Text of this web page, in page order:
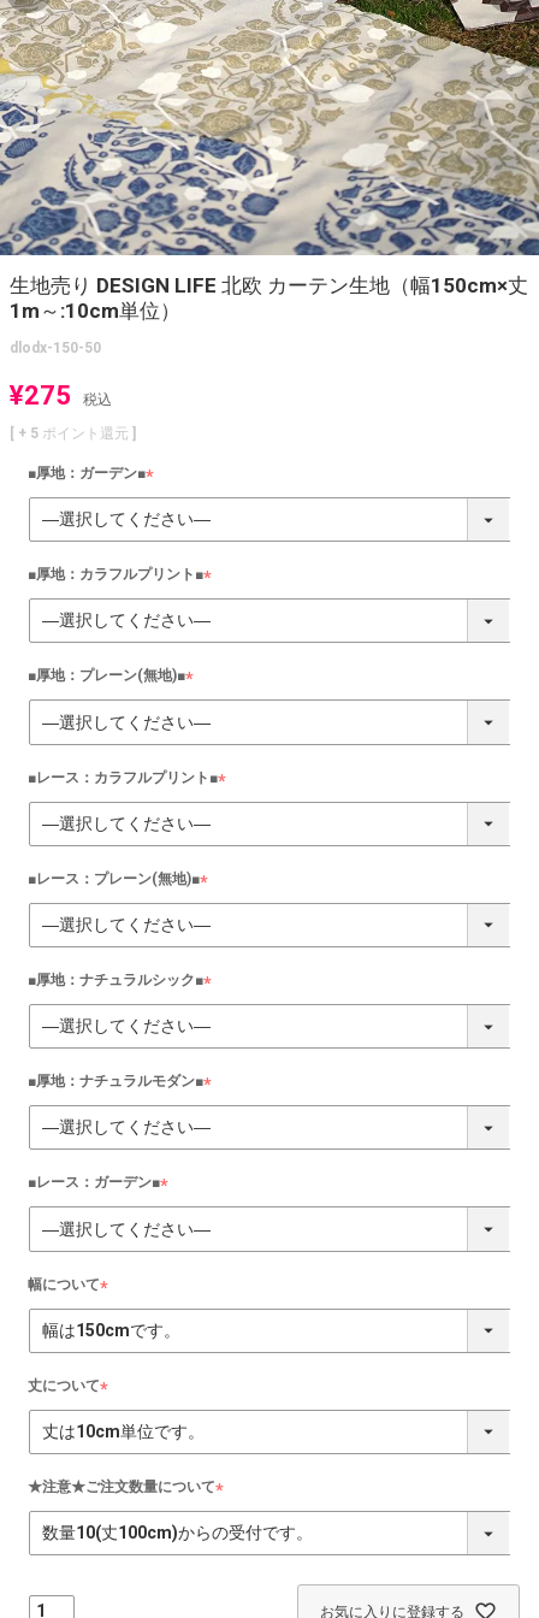
生地売り DESIGN LIFE 北欧 カーテン生地（幅150cm×丈
1m～:10cm単位）
dlodx-150-50
¥275
税込
[ + 5 ポイント還元 ]
■厚地：ガーデン■
(
必
)
■厚地：カラフルプリント■
(
必
■厚地：プレーン(無地)■
(
必
須
)
■レース：カラフルプリント■
(
須
■レース：プレーン(無地)■
(
必
須
)
■厚地：ナチュラルシック■
(
必
)
■厚地：ナチュラルモダン■
(
必
■レース：ガーデン■
(
必
須
幅について
(
必
須
)
丈について
(
必
須
)
★注意★ご注文数量について
(
必
お気に入りに登録する